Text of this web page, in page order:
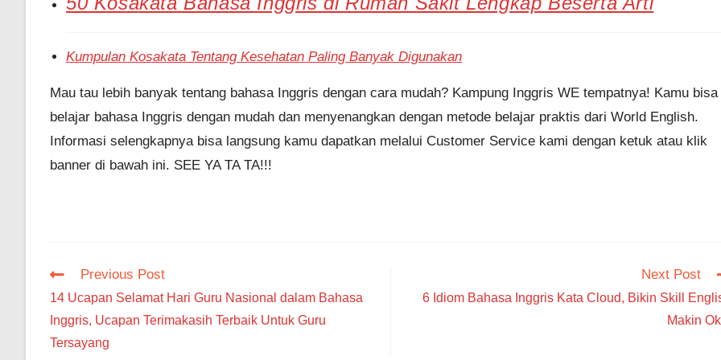
Kumpulan Kosakata Tentang Kesehatan Paling Banyak Digunakan
Mau tau lebih banyak tentang bahasa Inggris dengan cara mudah? Kampung Inggris WE tempatnya! Kamu bisa
belajar bahasa Inggris dengan mudah dan menyenangkan dengan metode belajar praktis dari World English.
Informasi selengkapnya bisa langsung kamu dapatkan melalui Customer Service kami dengan ketuk atau klik
banner di bawah ini. SEE YA TA TA!!!
Read
articles
Previous Post
14 Ucapan Selamat Hari Guru Nasional dalam Bahasa
Inggris, Ucapan Terimakasih Terbaik Untuk Guru
Tersayang
Next Post
6 Idiom Bahasa Inggris Kata Cloud, Bikin Skill
Makin